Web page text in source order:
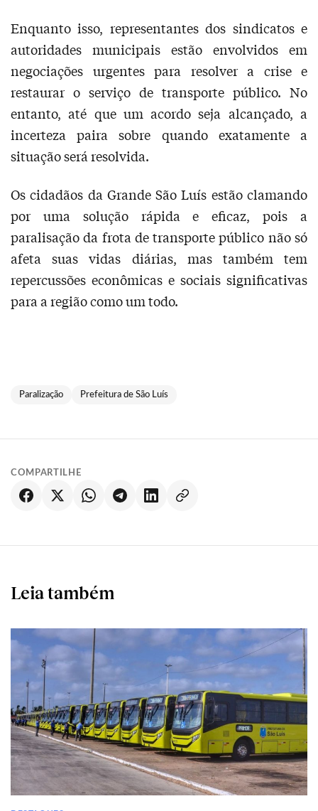
Enquanto isso, representantes dos sindicatos e
autoridades municipais estão envolvidos em
negociações urgentes para resolver a crise e
restaurar o serviço de transporte público. No
entanto, até que um acordo seja alcançado, a
incerteza paira sobre quando exatamente a
situação será resolvida.
Os cidadãos da Grande São Luís estão clamando
por uma solução rápida e eficaz, pois a
paralisação da frota de transporte público não só
afeta suas vidas diárias, mas também tem
repercussões econômicas e sociais significativas
para a região como um todo.
Paralização Prefeitura de São Luís
COMPARTILHE
Leia também